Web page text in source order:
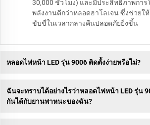
30,000 ชั่วโมง) และมีประสิทธิภาพการ
พลังงานดีกว่าหลอดฮาโลเจน ซึ่งช่วยใ
ขับขี่ในเวลากลางคืนปลอดภัยยิ่งขึ้น
หลอดไฟหน้า LED รุ่น 9006 ติดตั้งง่ายหรือไม่?
ฉันจะทราบได้อย่างไรว่าหลอดไฟหน้า LED รุ่น
กันได้กับยานพาหนะของฉัน?